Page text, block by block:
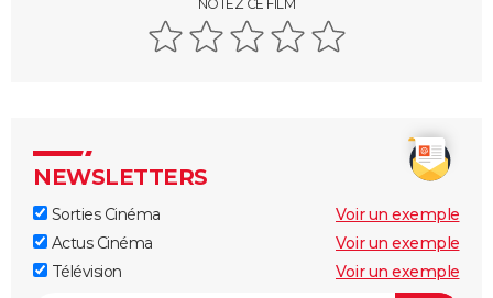
2001, l'odyssée de l'espace
E.T. l'extraterrestre
Dune 3 : une bande-annonce spectaculaire pour le
final de la saga, on en a des frissons
Star Wars Starfighter : première image du film avec
NOTEZ CE FILM
NEWSLETTERS
Sorties Cinéma
Voir un exemple
Actus Cinéma
Voir un exemple
Télévision
Voir un exemple